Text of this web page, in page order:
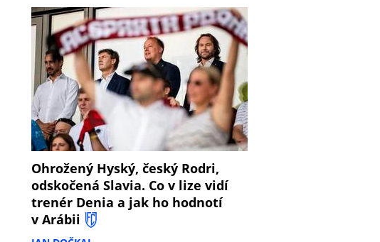
Ohrožený Hyský, český Rodri,
odskočená Slavia. Co v lize vidí
trenér Denia a jak ho hodnotí
v Arábii
8